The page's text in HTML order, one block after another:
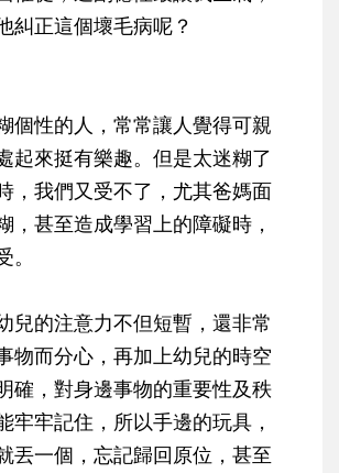
糾正這個壞毛病呢？
性的人，常常讓人覺得可親
起來挺有樂趣。但是太迷糊了
，我們又受不了，尤其爸媽面
，甚至造成學習上的障礙時，
的注意力不但短暫，還非常
物而分心，再加上幼兒的時空
確，對身邊事物的重要性及秩
牢牢記住，所以手邊的玩具，
丟一個，忘記歸回原位，甚至